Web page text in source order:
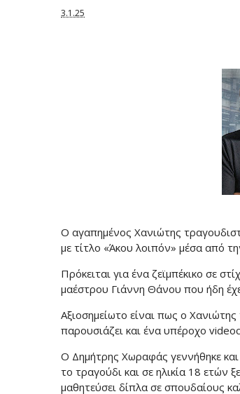
3.1.25
Ο αγαπημένος Χανιώτης
με τίτλο «Άκου λοιπόν» μέσα από
Πρόκειται για ένα ζεϊμπέκικο σε
μαέστρου Γιάννη Θάνου που ήδη
Αξιοσημείωτο είναι πως ο
παρουσιάζει και ένα υπέροχο
Ο Δημήτρης Χωραφάς γεννήθηκε και
το τραγούδι και σε ηλικία 18 ετών
μαθητεύσει δίπλα σε σπουδαίους